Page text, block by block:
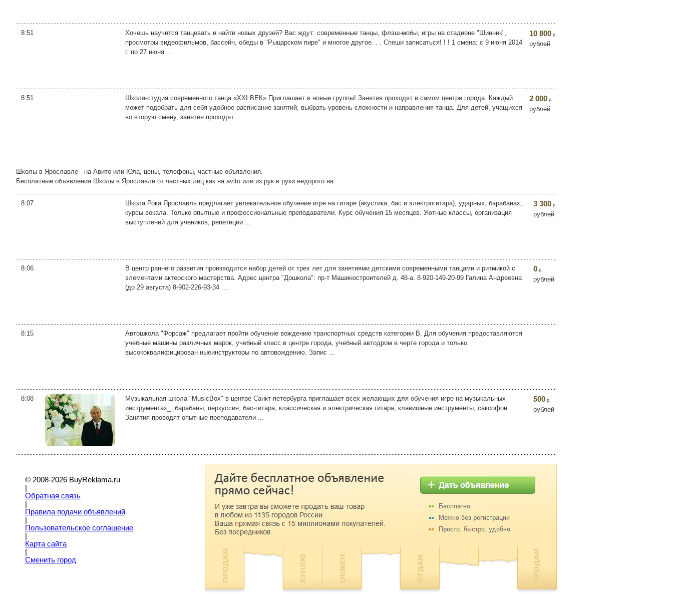
8:51
Хочешь научится танцевать и найти новых друзей? Вас ждут: современные танцы, флэш-мобы, игры на стадионе "Шинник",
просмотры видеофильмов, бассейн, обеды в "Рыцарском пире" и многое другое. . . Спеши записаться! ! ! 1 смена: с 9 июня 2014
г. по 27 июня ...
10 800 р.
рублей
8:51
Школа-студия современного танца «XXI ВЕК» Приглашает в новые группы! Занятия проходят в самом центре города. Каждый
может подобрать для себя удобное расписание занятий, выбрать уровень сложности и направления танца. Для детей, учащихся
во вторую смену, занятия проходят ...
2 000 р.
рублей
Школы в Ярославле - на Авито или Юла, цены, телефоны, частные объявления.
Бесплатные объявления Школы в Ярославле от частных лиц как на avito или из рук в руки недорого на.
8:07
Школа Рока Ярославль предлагает увлекательное обучение игре на гитаре (акустика, бас и электрогитара), ударных, барабанах,
курсы вокала. Только опытные и профессиональные преподаватели. Курс обучения 15 месяцев. Уютные классы, организация
выступлений для учеников, репетиции ...
3 300 р.
рублей
8:06
В центр раннего развития производится набор детей от трех лет для занятиями детскими современными танцами и ритмикой с
элементами актерского мастерства. Адрес центра "Дошкола": пр-т Машиностроителей д. 48-а. 8-920-149-20-99 Галина Андреевна
(до 29 августа) 8-902-226-93-34 ...
0 р.
рублей
8:15
Автошкола "Форсаж" предлагает пройти обучение вождению транспортных средств категории В. Для обучения предоставляются
учебные машины различных марок, учебный класс в центре города, учебный автодром в черте города и только
высококвалифицирован ныеинструкторы по автовождению. Запис ...
8:08
Музыкальная школа "MusicBox" в центре Санкт-петербурга приглашает всех желающих для обучения игре на музыкальных
инструментах_. барабаны, перкуссия, бас-гитара, классическая и электрическая гитара, клавишные инструменты, саксофон.
Занятия проводят опытные преподаватели ...
500 р.
рублей
© 2008-2026 BuyReklama.ru
Обратная связь
Правила подачи объявлений
Пoльзовательское соглашение
Карта сайта
Сменить город